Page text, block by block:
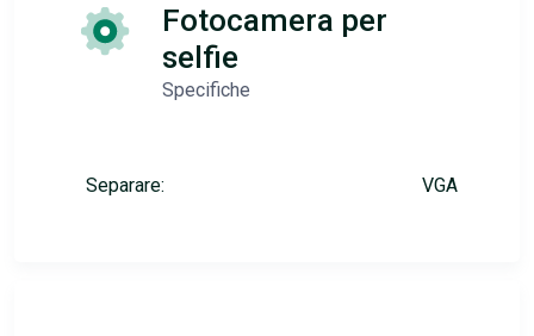
Fotocamera per
selfie
Specifiche
Separare: VGA